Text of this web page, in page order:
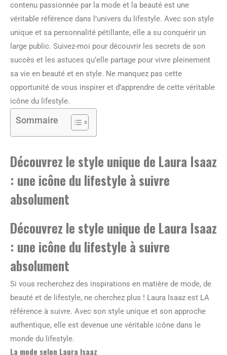
contenu passionnée par la mode et la beauté est une
véritable référence dans l’univers du lifestyle. Avec son style
unique et sa personnalité pétillante, elle a su conquérir un
large public. Suivez-moi pour découvrir les secrets de son
succès et les astuces qu’elle partage pour vivre pleinement
sa vie en beauté et en style. Ne manquez pas cette
opportunité de vous inspirer et d’apprendre de cette véritable
icône du lifestyle.
Sommaire
Découvrez le style unique de Laura Isaaz
: une icône du lifestyle à suivre
absolument
Découvrez le style unique de Laura Isaaz
: une icône du lifestyle à suivre
absolument
Si vous recherchez des inspirations en matière de mode, de
beauté et de lifestyle, ne cherchez plus ! Laura Isaaz est LA
référence à suivre. Avec son style unique et son approche
authentique, elle est devenue une véritable icône dans le
monde du lifestyle.
La mode selon Laura Isaaz